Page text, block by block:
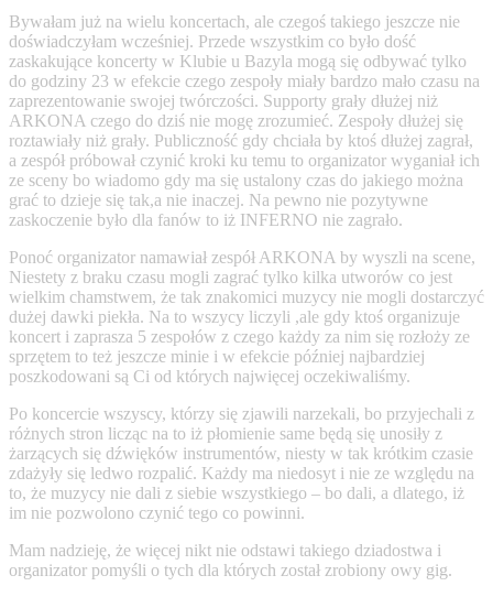
Bywałam już na wielu koncertach, ale czegoś takiego jeszcze nie
doświadczyłam wcześniej. Przede wszystkim co było dość
zaskakujące koncerty w Klubie u Bazyla mogą się odbywać tylko
do godziny 23 w efekcie czego zespoły miały bardzo mało czasu na
zaprezentowanie swojej twórczości. Supporty grały dłużej niż
ARKONA czego do dziś nie mogę zrozumieć. Zespoły dłużej się
roztawiały niż grały. Publiczność gdy chciała by ktoś dłużej zagrał,
a zespół próbował czynić kroki ku temu to organizator wyganiał ich
ze sceny bo wiadomo gdy ma się ustalony czas do jakiego można
grać to dzieje się tak,a nie inaczej. Na pewno nie pozytywne
zaskoczenie było dla fanów to iż INFERNO nie zagrało.
Ponoć organizator namawiał zespół ARKONA by wyszli na scene,
Niestety z braku czasu mogli zagrać tylko kilka utworów co jest
wielkim chamstwem, że tak znakomici muzycy nie mogli dostarczyć
dużej dawki piekła. Na to wszycy liczyli ,ale gdy ktoś organizuje
koncert i zaprasza 5 zespołów z czego każdy za nim się rozłoży ze
sprzętem to też jeszcze minie i w efekcie później najbardziej
poszkodowani są Ci od których najwięcej oczekiwaliśmy.
Po koncercie wszyscy, którzy się zjawili narzekali, bo przyjechali z
różnych stron licząc na to iż płomienie same będą się unosiły z
żarzących się dźwięków instrumentów, niesty w tak krótkim czasie
zdażyły się ledwo rozpalić. Każdy ma niedosyt i nie ze względu na
to, że muzycy nie dali z siebie wszystkiego – bo dali, a dlatego, iż
im nie pozwolono czynić tego co powinni.
Mam nadzieję, że więcej nikt nie odstawi takiego dziadostwa i
organizator pomyśli o tych dla których został zrobiony owy gig.